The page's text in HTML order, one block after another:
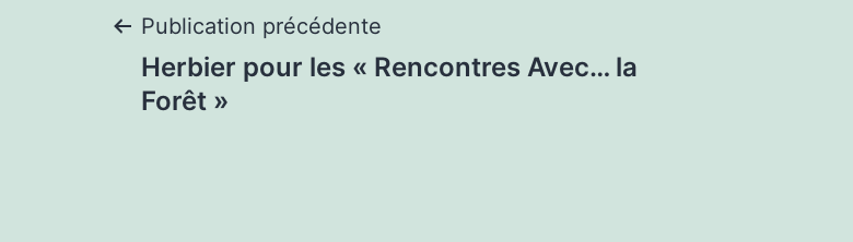
Navigation
de
Publication précédente
Herbier pour les « Rencontres Avec… la
Forêt »